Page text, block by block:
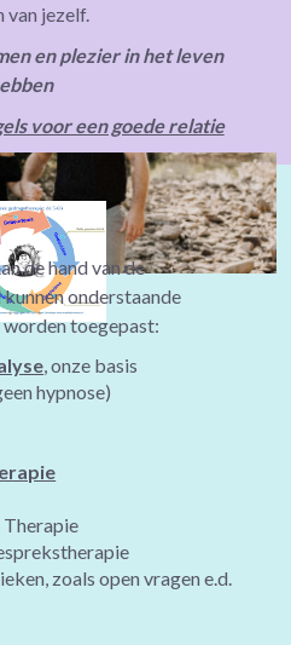
van jezelf.
en plezier in het leven
voor een goede relatie
de hand van de
onderstaande
toegepast:
, onze basis
hypnose)
zoals open vragen e.d.